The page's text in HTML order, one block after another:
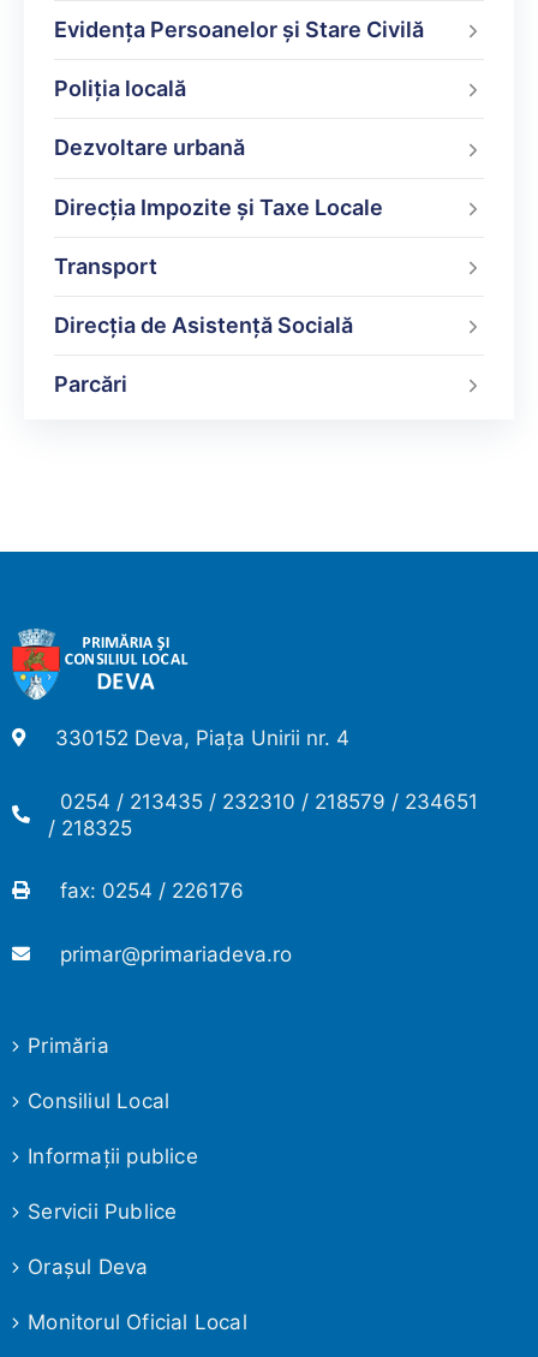
Evidența Persoanelor și Stare Civilă
Poliţia locală
Dezvoltare urbană
Direcţia Impozite şi Taxe Locale
Transport
Direcția de Asistență Socială
Parcări
330152 Deva, Piața Unirii nr. 4
0254 / 213435 / 232310 / 218579 / 234651
/ 218325
fax: 0254 / 226176
primar@primariadeva.ro
Primăria
Consiliul Local
Informaţii publice
Servicii Publice
Oraşul Deva
Monitorul Oficial Local